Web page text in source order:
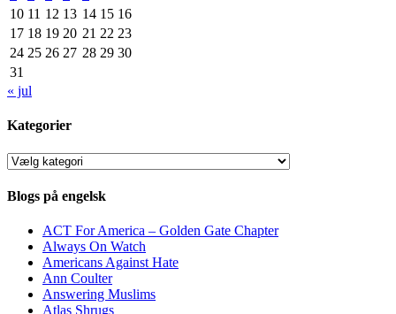
10 11 12 13 14 15 16
17 18 19 20 21 22 23
24 25 26 27 28 29 30
31
« jul
Kategorier
Kategorier
Blogs på engelsk
ACT For America – Golden Gate Chapter
Always On Watch
Americans Against Hate
Ann Coulter
Answering Muslims
Atlas Shrugs